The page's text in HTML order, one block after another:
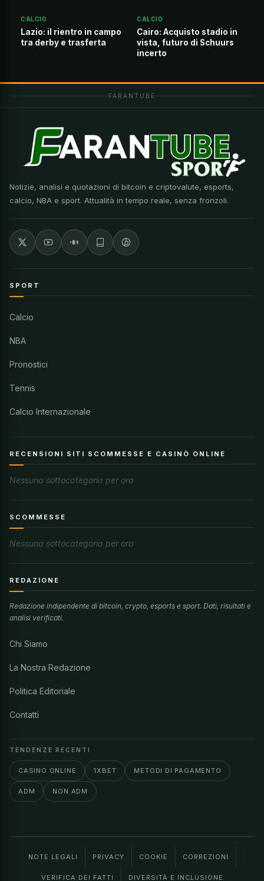
CALCIO
Lazio: il rientro in campo
tra derby e trasferta
CALCIO
Cairo: Acquisto stadio in
vista, futuro di Schuurs
incerto
FARANTUBE
Notizie, analisi e quotazioni di bitcoin e criptovalute, esports,
calcio, NBA e sport. Attualità in tempo reale, senza fronzoli.
SPORT
Calcio
NBA
Pronostici
Tennis
Calcio Internazionale
RECENSIONI SITI SCOMMESSE E CASINÒ ONLINE
Nessuna sottocategoria per ora
SCOMMESSE
Nessuna sottocategoria per ora
REDAZIONE
Redazione indipendente di bitcoin, crypto, esports e sport. Dati, risultati e
analisi verificati.
Chi Siamo
La Nostra Redazione
Politica Editoriale
Contatti
TENDENZE RECENTI
CASINO ONLINE 1XBET METODI DI PAGAMENTO
ADM NON ADM
NOTE LEGALI PRIVACY COOKIE CORREZIONI
VERIFICA DEI FATTI DIVERSITÀ E INCLUSIONE